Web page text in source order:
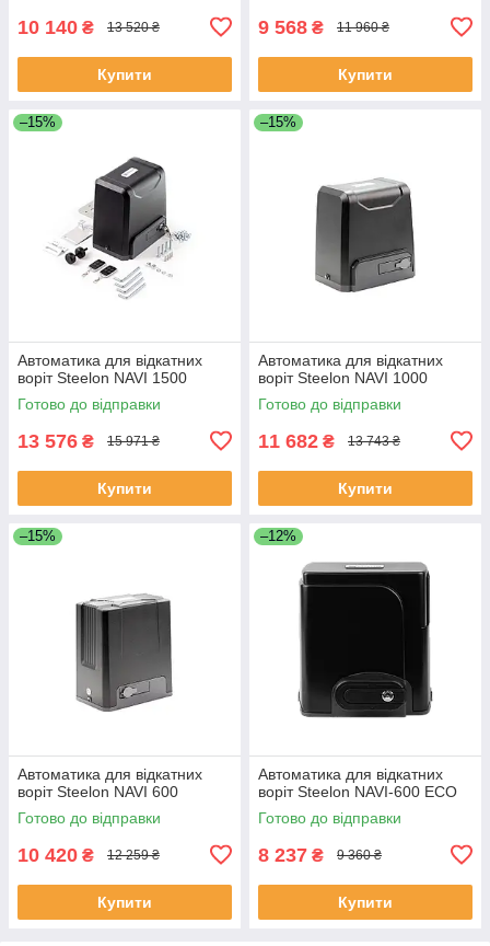
10 140 ₴ 13 520 ₴
Купити
9 568 ₴ 11 960 ₴
Купити
–15%
Автоматика для відкатних
воріт Steelon NAVI 1500
Готово до відправки
13 576 ₴ 15 971 ₴
Купити
–15%
Автоматика для відкатних
воріт Steelon NAVI 1000
Готово до відправки
11 682 ₴ 13 743 ₴
Купити
–15%
Автоматика для відкатних
воріт Steelon NAVI 600
Готово до відправки
10 420 ₴ 12 259 ₴
Купити
–12%
Автоматика для відкатних
воріт Steelon NAVI-600 ECO
Готово до відправки
8 237 ₴ 9 360 ₴
Купити